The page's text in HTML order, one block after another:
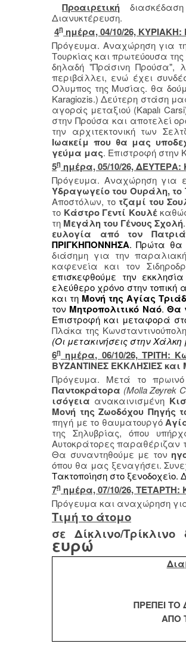
Προαιρετική
Διανυκτέρευση.
4η ημέρα, 04/10/26,
Πρόγευμα. Αναχώρηση για
Τουρκίας και πρωτεύουσα
δηλαδή "Πράσινη Προύσα",
περιβάλλει, ενώ έχει
Όλυμπος της Μυσίας. θα
Karagiozis.) Δεύτερη στάση
αγοράς μεταξιού (Kapalı
στην Προύσα και αποτελεί
την αρχιτεκτονική των
Ιωακείμ που θα μας
γεύμα μας. Επιστροφή στην
5η ημέρα, 05/10/26,
Πρόγευμα. Αναχώρηση για
Υδραγωγείο του Ουράλη, το
Αποστόλων, το τζαμί του
το Κάστρο Γεντί Κουλέ
τη Μεγάλη του Γένους Σχολή
ευλογία από τον
ΠΡΙΓΚΗΠΟΝΝΗΣΑ. Πρώτα θα
διάσημη για την
καφενεία και τον
επισκεφθούμε την
ελεύθερο χρόνο στην
και τη Μονή της Αγίας
τον Μητροπολιτικό Ναό. Θα
Επιστροφή και μεταφορά
Πλάκα της
(Οι μετακινήσεις στην Χάλκη
6η ημέρα, 06/10/26, ΤΡΙΤΗ:
ΒΥΖΑΝΤΙΝΕΣ ΕΚΚΛΗΣΙΕΣ
Πρόγευμα. Μετά το
Παντοκράτορα (Molla Zeyrek
ισόγεια ανακαινισμένη
Μονή της Ζωοδόχου Πηγής
πηγή με το θαυματουργό
της Σηλυβρίας, όπου
Αυτοκράτορες παραθέριζαν
Θα συναντηθούμε με τον
όπου θα μας ξεναγήσει.
Τακτοποίηση στο ξενοδοχείο.
7η ημέρα, 07/10/26, ΤΕΤΑΡΤΗ:
Πρόγευμα και αναχώρηση
Τιμή το άτομο
σε Δίκλινο/Τρίκλινο
ευρώ
ΠΡΕΠΕΙ ΤΟ
ΑΠΟ